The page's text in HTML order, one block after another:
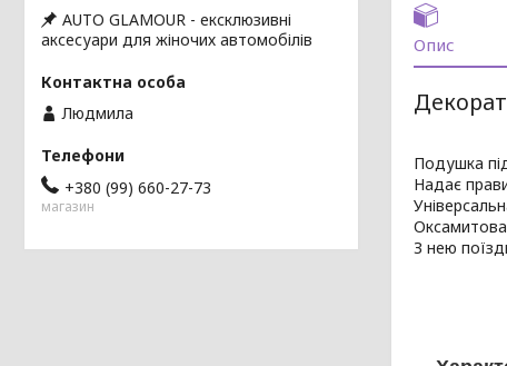
Опис
Подушка
Надає
З нею
AUTO GLAMOUR - ексклюзивні
аксесуари для жіночих автомобілів
Людмила
+380 (99) 660-27-73
магазин